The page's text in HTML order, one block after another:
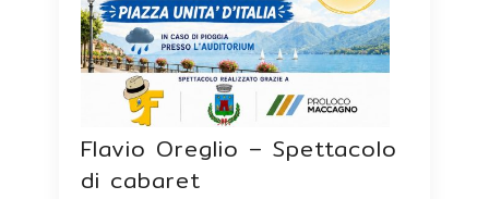
Flavio Oreglio – Spettacolo
di cabaret